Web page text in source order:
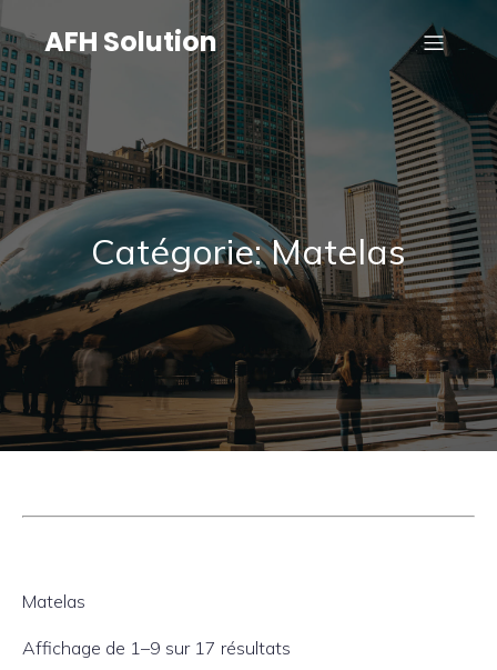
AFH Solution
Catégorie: Matelas
Matelas
Affichage de 1–9 sur 17 résultats